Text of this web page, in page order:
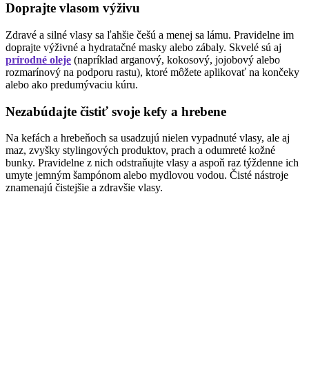
Doprajte vlasom výživu
Zdravé a silné vlasy sa ľahšie češú a menej sa lámu. Pravidelne im
doprajte výživné a hydratačné masky alebo zábaly. Skvelé sú aj
prírodné oleje (napríklad arganový, kokosový, jojobový alebo
rozmarínový na podporu rastu), ktoré môžete aplikovať na končeky
alebo ako predumývaciu kúru.
Nezabúdajte čistiť svoje kefy a hrebene
Na kefách a hrebeňoch sa usadzujú nielen vypadnuté vlasy, ale aj
maz, zvyšky stylingových produktov, prach a odumreté kožné
bunky. Pravidelne z nich odstraňujte vlasy a aspoň raz týždenne ich
umyte jemným šampónom alebo mydlovou vodou. Čisté nástroje
znamenajú čistejšie a zdravšie vlasy.